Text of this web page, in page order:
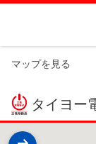
マップを見る
タイヨー